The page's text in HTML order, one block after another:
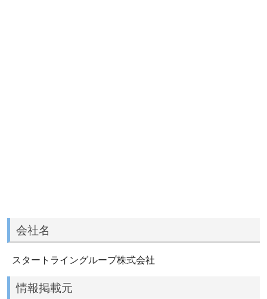
会社名
スタートライングループ株式会社
情報掲載元